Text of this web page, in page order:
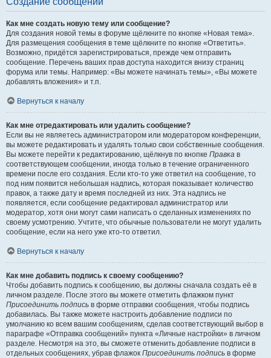
Как мне создать новую тему или сообщение?
Для создания новой темы в форуме щёлкните по кнопке «Новая тема».
Для размещения сообщения в теме щёлкните по кнопке «Ответить».
Возможно, придётся зарегистрироваться, прежде чем отправить
сообщение. Перечень ваших прав доступа находится внизу страниц
форума или темы. Например: «Вы можете начинать темы», «Вы можете
добавлять вложения» и т.п.
Вернуться к началу
Как мне отредактировать или удалить сообщение?
Если вы не являетесь администратором или модератором конференции,
вы можете редактировать и удалять только свои собственные сообщения.
Вы можете перейти к редактированию, щёлкнув по кнопке Правка в
соответствующем сообщении, иногда только в течение ограниченного
времени после его создания. Если кто-то уже ответил на сообщение, то
под ним появится небольшая надпись, которая показывает количество
правок, а также дату и время последней из них. Эта надпись не
появляется, если сообщение редактировал администратор или
модератор, хотя они могут сами написать о сделанных изменениях по
своему усмотрению. Учтите, что обычные пользователи не могут удалить
сообщение, если на него уже кто-то ответил.
Вернуться к началу
Как мне добавить подпись к своему сообщению?
Чтобы добавить подпись к сообщению, вы должны сначала создать её в
личном разделе. После этого вы можете отметить флажком пункт
Присоединить подпись в форме отправки сообщения, чтобы подпись
добавилась. Вы также можете настроить добавление подписи по
умолчанию ко всем вашим сообщениям, сделав соответствующий выбор в
параграфе «Отправка сообщений» пункта «Личные настройки» в личном
разделе. Несмотря на это, вы сможете отменить добавление подписи в
отдельных сообщениях, убрав флажок Присоединить подпись в форме